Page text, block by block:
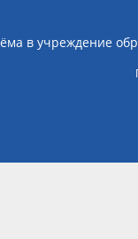
в учреждение